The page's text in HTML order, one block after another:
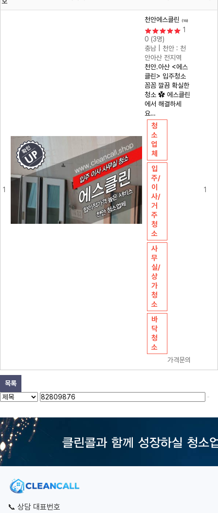
1
천안에스클린 (19)
1
0 (3명)
충남 | 천안 : 천
안아산 전지역
천안.아산 <에스
클린> 입주청소
꼼꼼 깔끔 확실한
청소 ✿ 에스클린
에서 해결하세
요…
청
소
업
체
입
주/
이
사/
거
주
청
소
사
무
실/
상
가
청
소
바
닥
청
소
가격문의
1
목록
📞 상담 대표번호